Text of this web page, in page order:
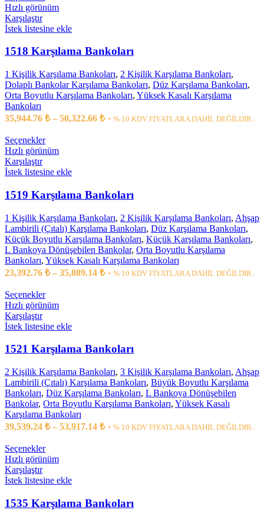
Hızlı görünüm
Karşılaştır
İstek listesine ekle
1518 Karşılama Bankoları
1 Kişilik Karşılama Bankoları, 2 Kişilik Karşılama Bankoları,
Dolaplı Bankolar Karşılama Bankoları, Düz Karşılama Bankoları,
Orta Boyutlu Karşılama Bankoları, Yüksek Kasalı Karşılama
Bankoları
35,944.76 ₺ – 50,322.66 ₺ + % 10 KDV FİYATLARA DAHİL DEĞİLDİR..
Seçenekler
Hızlı görünüm
Karşılaştır
İstek listesine ekle
1519 Karşılama Bankoları
1 Kişilik Karşılama Bankoları, 2 Kişilik Karşılama Bankoları, Ahşap
Lambirili (Çıtalı) Karşılama Bankoları, Düz Karşılama Bankoları,
Küçük Boyutlu Karşılama Bankoları, Küçük Karşılama Bankoları,
L Bankoya Dönüşebilen Bankolar, Orta Boyutlu Karşılama
Bankoları, Yüksek Kasalı Karşılama Bankoları
23,392.76 ₺ – 35,089.14 ₺ + % 10 KDV FİYATLARA DAHİL DEĞİLDİR..
Seçenekler
Hızlı görünüm
Karşılaştır
İstek listesine ekle
1521 Karşılama Bankoları
2 Kişilik Karşılama Bankoları, 3 Kişilik Karşılama Bankoları, Ahşap
Lambirili (Çıtalı) Karşılama Bankoları, Büyük Boyutlu Karşılama
Bankoları, Düz Karşılama Bankoları, L Bankoya Dönüşebilen
Bankolar, Orta Boyutlu Karşılama Bankoları, Yüksek Kasalı
Karşılama Bankoları
39,539.24 ₺ – 53,917.14 ₺ + % 10 KDV FİYATLARA DAHİL DEĞİLDİR..
Seçenekler
Hızlı görünüm
Karşılaştır
İstek listesine ekle
1535 Karşılama Bankoları